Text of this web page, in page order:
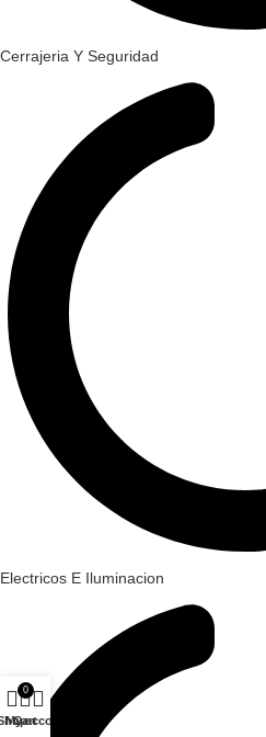
Cerrajeria Y Seguridad
Electricos E Iluminacion
0
Cart
My account